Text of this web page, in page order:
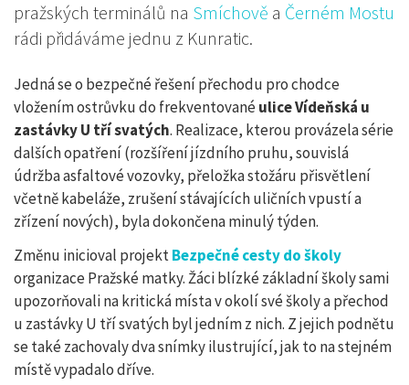
pražských terminálů na Smíchově a Černém Mostu
rádi přidáváme jednu z Kunratic.
Jedná se o bezpečné řešení přechodu pro chodce
vložením ostrůvku do frekventovanéulice Vídeňská u
zastávky U tří svatých. Realizace, kterou provázela série
dalších opatření (rozšíření jízdního pruhu, souvislá
údržba asfaltové vozovky, přeložka stožáru přisvětlení
včetně kabeláže, zrušení stávajících uličních vpustí a
zřízení nových), byla dokončena minulý týden.
Změnu inicioval projektBezpečné cesty do školy
organizace Pražské matky. Žáci blízké základní školy sami
upozorňovali na kritická místa v okolí své školy a přechod
u zastávky U tří svatých byl jedním z nich. Z jejich podnětu
se také zachovaly dva snímky ilustrující, jak to na stejném
místě vypadalo dříve.